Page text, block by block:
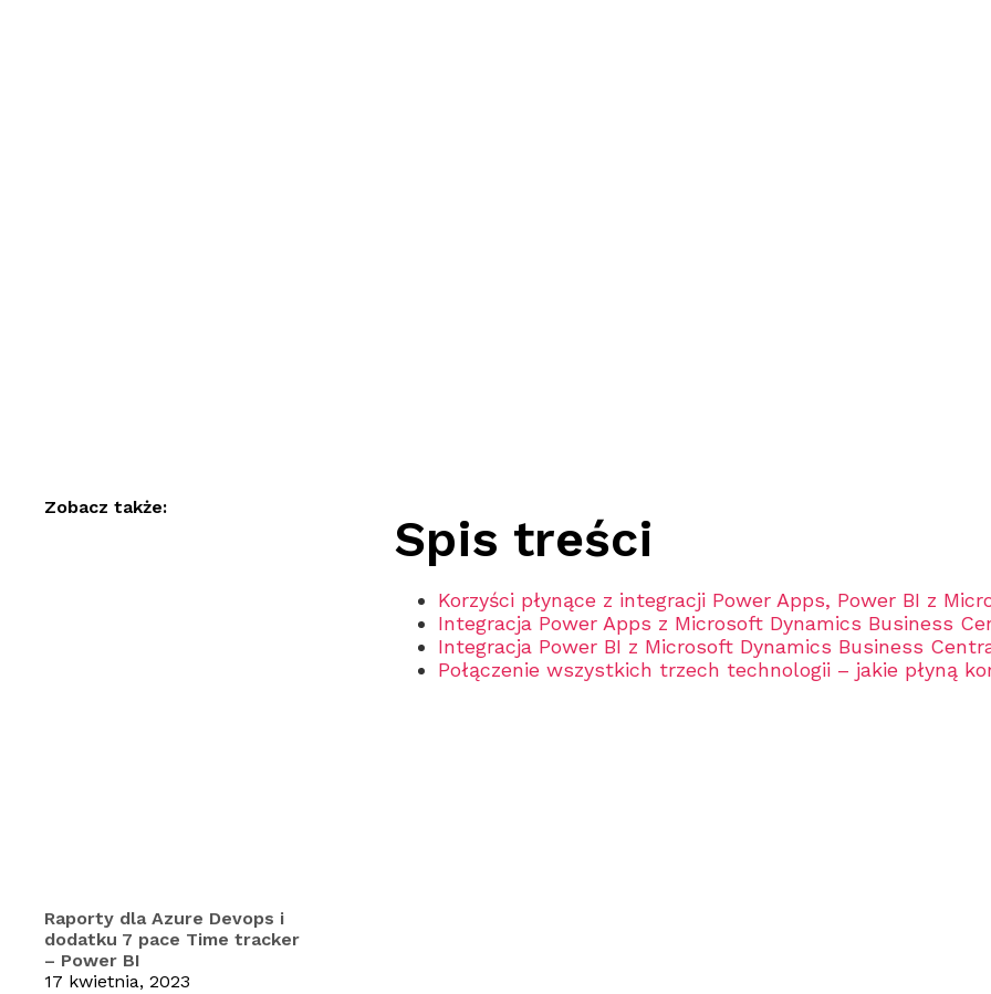
Zobacz także:
Raporty dla Azure Devops i
dodatku 7 pace Time tracker
– Power BI
17 kwietnia, 2023
Spis treści
Korzyści płynące z integracji Power Apps, Power BI z
Integracja Power Apps z Microsoft Dynamics Business
Integracja Power BI z Microsoft Dynamics Business
Połączenie wszystkich trzech technologii – jakie płyną